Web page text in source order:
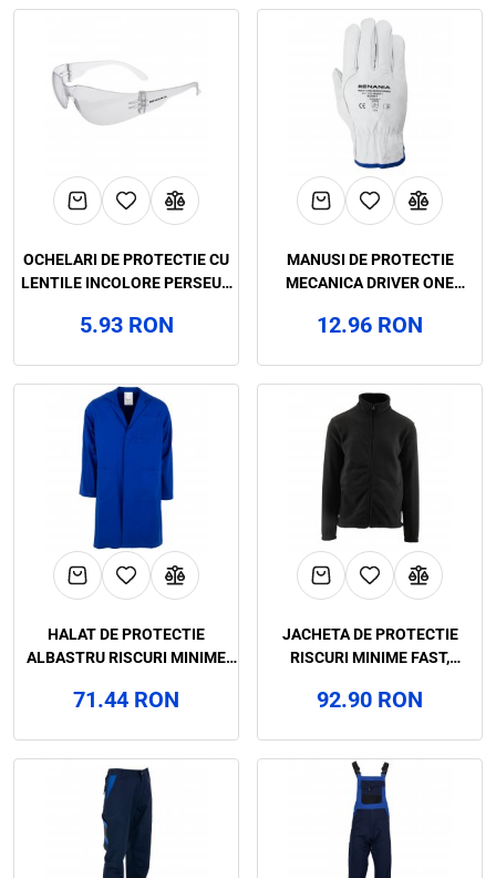
OCHELARI DE PROTECTIE CU
LENTILE INCOLORE PERSEUS
5.93 RON
MANUSI DE PROTECTIE
MECANICA DRIVER ONE
ART.1C75
12.96 RON
HALAT DE PROTECTIE
ALBASTRU RISCURI MINIME
(9092)
71.44 RON
JACHETA DE PROTECTIE
RISCURI MINIME FAST,
92.90 RON